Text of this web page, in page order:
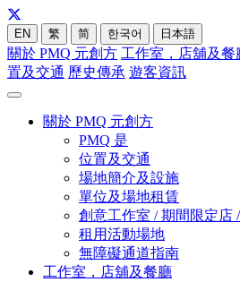
EN 繁 简 한국어 日本語
關於 PMQ 元創方 工作室，店舖及餐
置及交通 歷史傳承 遊客資訊
關於 PMQ 元創方
PMQ 是
位置及交通
場地簡介及設施
單位及場地租賃
創意工作室 / 期間限定店
租用活動場地
無障礙通道指南
工作室，店舖及餐廳